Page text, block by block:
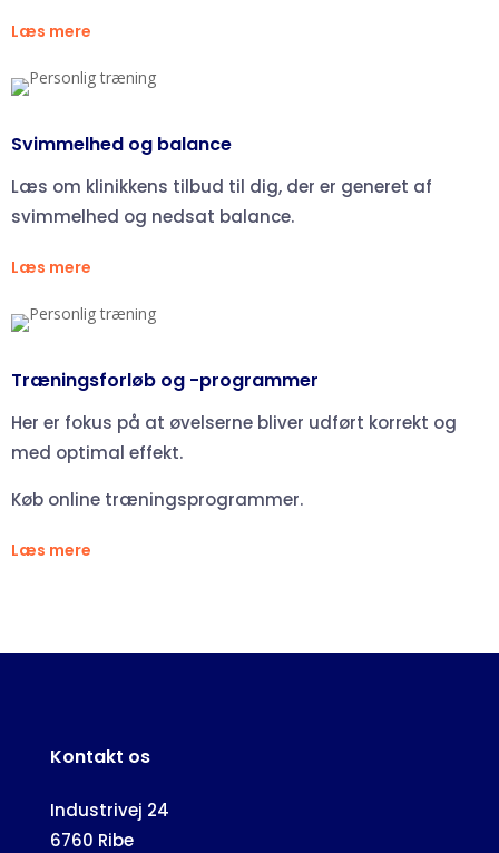
Læs mere
Svimmelhed og balance
Læs om klinikkens tilbud til dig, der er generet af
svimmelhed og nedsat balance.
Læs mere
Træningsforløb og -programmer
Her er fokus på at øvelserne bliver udført korrekt og
med optimal effekt.
Køb online træningsprogrammer.
Læs mere
Kontakt os
Industrivej 24
6760 Ribe